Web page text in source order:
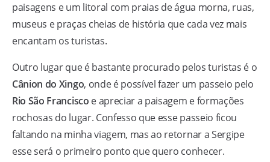
paisagens e um litoral com praias de água morna, ruas,
museus e praças cheias de história que cada vez mais
encantam os turistas.
Outro lugar que é bastante procurado pelos turistas é o
Cânion do Xingo, onde é possível fazer um passeio pelo
Rio São Francisco e apreciar a paisagem e formações
rochosas do lugar. Confesso que esse passeio ficou
faltando na minha viagem, mas ao retornar a Sergipe
esse será o primeiro ponto que quero conhecer.